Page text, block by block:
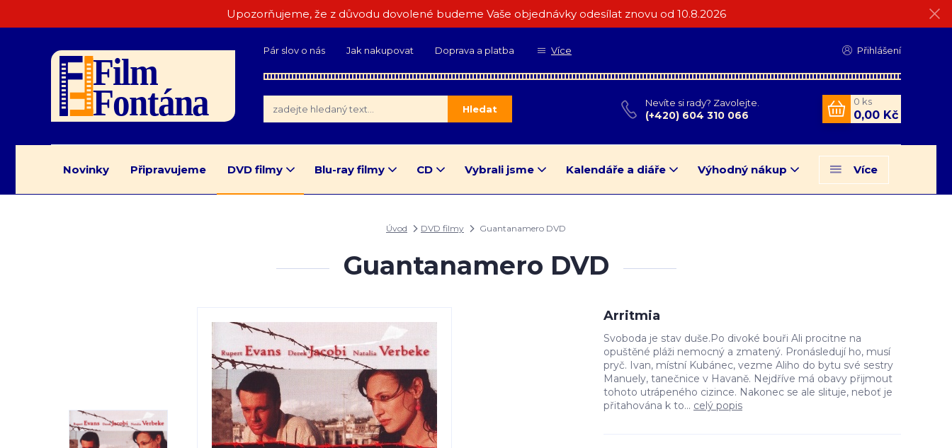
Upozorňujeme, že z důvodu dovolené budeme Vaše objednávky odesílat znovu od 10.8.2026
Pár slov o nás Jak nakupovat Doprava a platba Více Přihlášení
Hledat
Nevíte si rady? Zavolejte.
(+420) 604 310 066
0 ks
0,00 Kč
Novinky Připravujeme DVD filmy Blu-ray filmy CD Vybrali jsme Kalendáře a diáře Výhodný nákup Více
Úvod DVD filmy Guantanamero DVD
Guantanamero DVD
Arritmia
Svoboda je stav duše.Po divoké bouři Ali procitne na
opuštěné pláži nemocný a zmatený. Pronásledují ho, musí
pryč. Ivan, místní Kubánec, vezme Aliho do bytu své sestry
Manuely, tanečnice v Havaně. Nejdříve má obavy přijmout
tohoto utrápeného cizince. Nakonec se ale slituje, neboť je
přitahována k to... celý popis